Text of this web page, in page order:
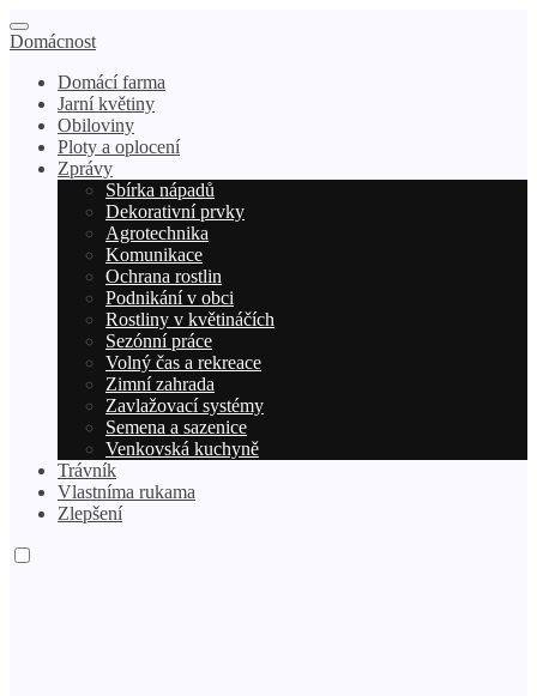
Domácnost
Domácí farma
Jarní květiny
Obiloviny
Ploty a oplocení
Zprávy
Sbírka nápadů
Dekorativní prvky
Agrotechnika
Komunikace
Ochrana rostlin
Podnikání v obci
Rostliny v květináčích
Sezónní práce
Volný čas a rekreace
Zimní zahrada
Zavlažovací systémy
Semena a sazenice
Venkovská kuchyně
Trávník
Vlastníma rukama
Zlepšení